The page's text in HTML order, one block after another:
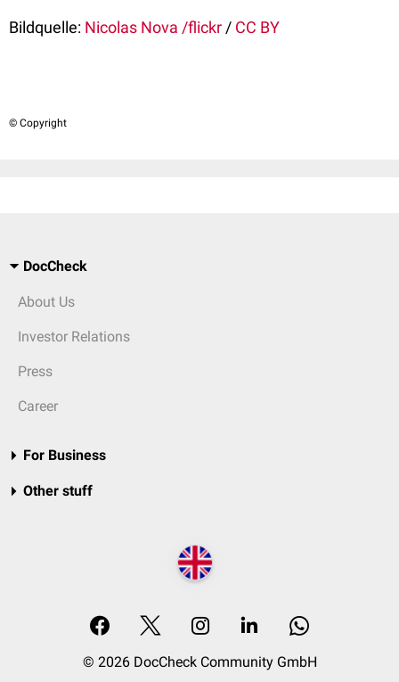
Bildquelle: Nicolas Nova /flickr / CC BY
© Copyright
DocCheck
About Us
Investor Relations
Press
Career
For Business
Other stuff
© 2026 DocCheck Community GmbH